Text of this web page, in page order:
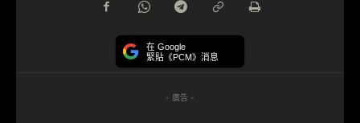
在 Google
緊貼《PCM》消息
- 廣告 -